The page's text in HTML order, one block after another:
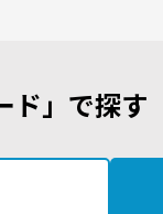
ド」で探す